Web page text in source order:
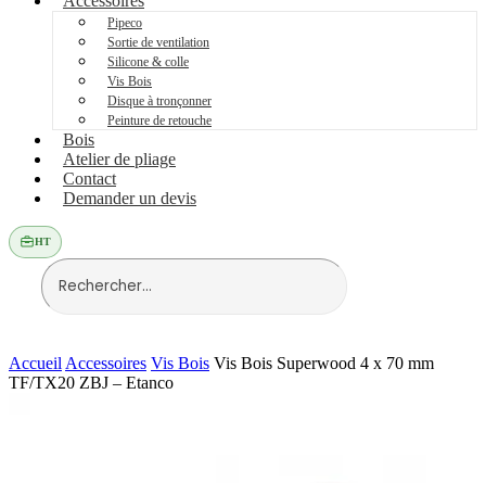
Pipeco
Sortie de ventilation
Silicone & colle
Vis Bois
Disque à tronçonner
Peinture de retouche
Bois
Atelier de pliage
Contact
Demander un devis
HT
Accueil Accessoires Vis Bois Vis Bois Superwood 4 x 70 mm
TF/TX20 ZBJ – Etanco